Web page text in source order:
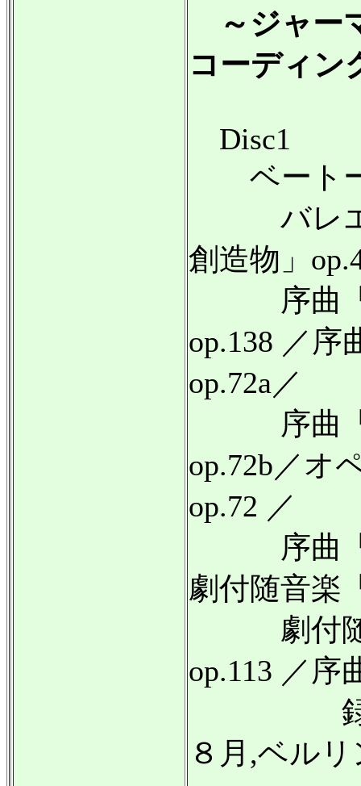
～ジャー
コーディン
Disc1
ベートー
バレエ
創造物」
序曲「
op.138 ／序
op.72a／
序曲「
op.72b／オ
op.72 ／
序曲「コ
劇付随音楽
劇付随
op.113 ／序
録音
８月,ベルリ